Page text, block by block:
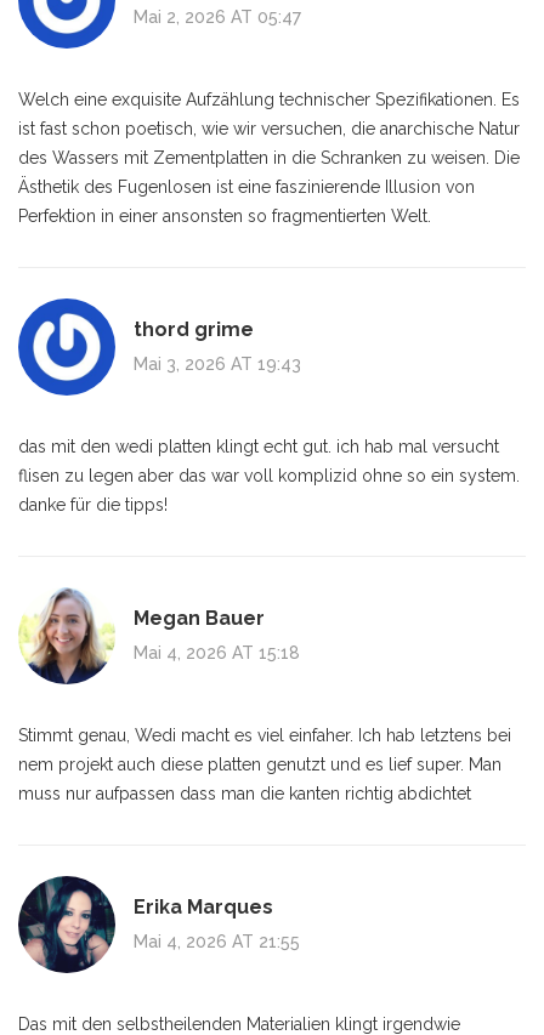
Mai 2, 2026 AT 05:47
Welch eine exquisite Aufzählung technischer Spezifikationen. Es
ist fast schon poetisch, wie wir versuchen, die anarchische Natur
des Wassers mit Zementplatten in die Schranken zu weisen. Die
Ästhetik des Fugenlosen ist eine faszinierende Illusion von
Perfektion in einer ansonsten so fragmentierten Welt.
thord grime
Mai 3, 2026 AT 19:43
das mit den wedi platten klingt echt gut. ich hab mal versucht
flisen zu legen aber das war voll komplizid ohne so ein system.
danke für die tipps!
Megan Bauer
Mai 4, 2026 AT 15:18
Stimmt genau, Wedi macht es viel einfaher. Ich hab letztens bei
nem projekt auch diese platten genutzt und es lief super. Man
muss nur aufpassen dass man die kanten richtig abdichtet
Erika Marques
Mai 4, 2026 AT 21:55
Das mit den selbstheilenden Materialien klingt irgendwie